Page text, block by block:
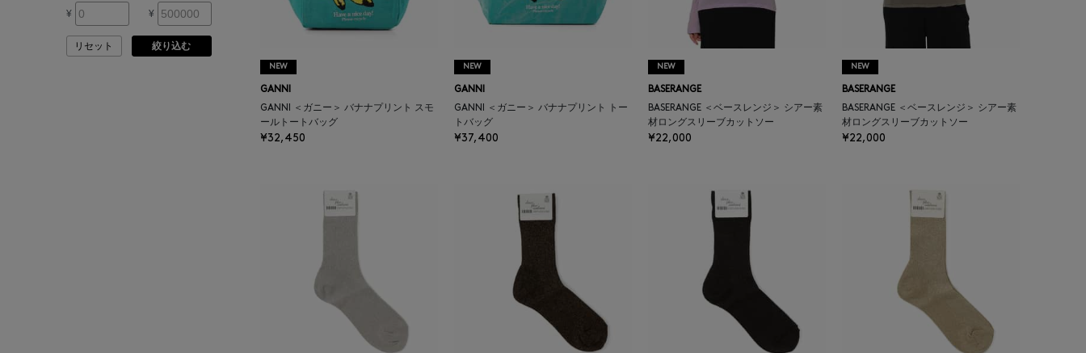
ASAUCE MELER
¥ ¥
リセット 絞り込む
NEW
GANNI
GANNI ＜ガニー＞ バナナプリント スモ
ールトートバッグ
¥32,450
NEW
GANNI
GANNI ＜ガニー＞ バナナプリント トー
トバッグ
¥37,400
NEW
BASERANGE
BASERANGE ＜ベースレンジ＞ シアー素
材ロングスリーブカットソー
¥22,000
NEW
BASERANGE
BASERANGE ＜ベースレンジ＞ シアー素
材ロングスリーブカットソー
¥22,000